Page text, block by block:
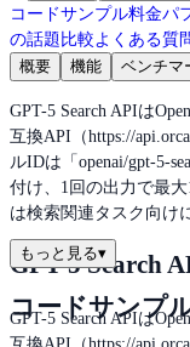
コードサンプル料金パ
の話題 比較 よくある質
概要
機能 ベンチマ
GPT-5 Search APIは
互換API（https://
ルIDは「openai/gpt-5-
付け、1回の出力で最
は検索関連タスク向け
GPT-5 Search
GPT-5 Search APIは
もっと見る▾
コードサンプ